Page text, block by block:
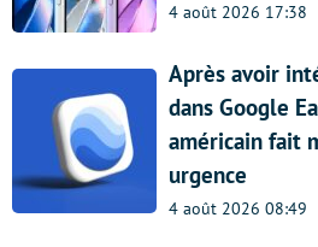
4 août 2026 17:38
Après avoir
dans Google
américain fait
urgence
4 août 2026 08:49